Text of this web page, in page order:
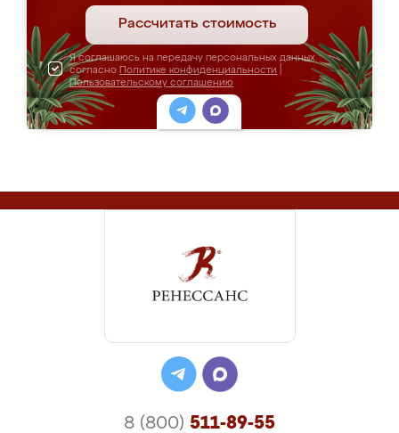
Рассчитать стоимость
Я соглашаюсь на передачу персональных данных
согласно Политике конфиденциальности
Пользовательскому соглашению
8 (800) 511-89-55